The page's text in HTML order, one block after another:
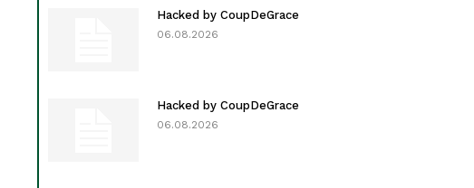
Hacked by CoupDeGrace
06.08.2026
Hacked by CoupDeGrace
06.08.2026